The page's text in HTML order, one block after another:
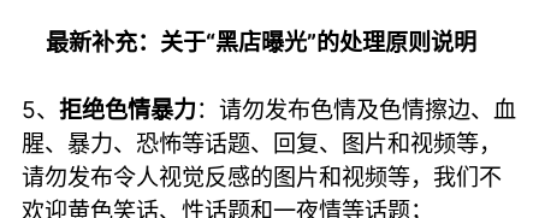
最新补充：关于“黑店曝光”的处理原则说明
5、拒绝色情暴力：请勿发布色情及色情擦边、血
腥、暴力、恐怖等话题、回复、图片和视频等，
请勿发布令人视觉反感的图片和视频等，我们不
欢迎黄色笑话、性话题和一夜情等话题；